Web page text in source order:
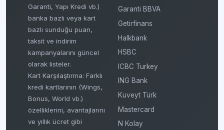
Garanti, Yapı Kredi vb.)
banka bazlı veya kart
bazlı sunduğu puan,
taksit ve indirim
kampanyalarını güncel
olarak listeler.
Kart Karşılaştırma: Farklı
kredi kartlarının (Wings,
Bonus, World vb.)
özelliklerini, avantajlarını
ve yıllık ücret gibi
Garanti BBVA
Getirfinans
Halkbank
HSBC
ICBC Turkey
ING Bank
Kuveyt Türk
Mastercard
N Kolay